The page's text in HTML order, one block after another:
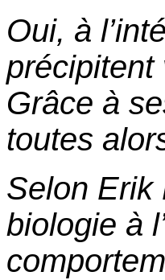
Oui, à
précipitent
Grâce à
toutes
Selon Erik
biologie à